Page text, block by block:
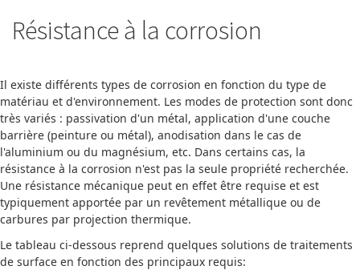
Résistance à la corrosion
Il existe différents types de corrosion en fonction du type de
matériau et d'environnement. Les modes de protection sont donc
très variés : passivation d'un métal, application d'une couche
barrière (peinture ou métal), anodisation dans le cas de
l'aluminium ou du magnésium, etc. Dans certains cas, la
résistance à la corrosion n'est pas la seule propriété recherchée.
Une résistance mécanique peut en effet être requise et est
typiquement apportée par un revêtement métallique ou de
carbures par projection thermique.
Le tableau ci-dessous reprend quelques solutions de traitements
de surface en fonction des principaux requis: